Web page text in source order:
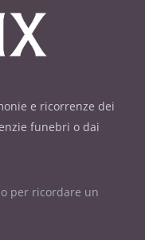
e ricorrenze dei
funebri o dai
per ricordare un